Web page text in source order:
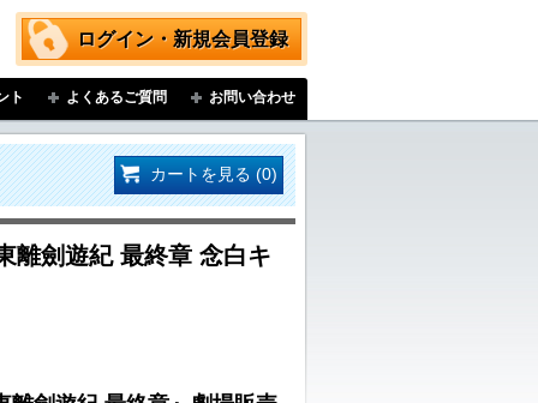
ログイン・新規会員登録
ト よくあるご質問 お問い合わせ
カートを見る (0)
劍遊紀 最終章 念白キ